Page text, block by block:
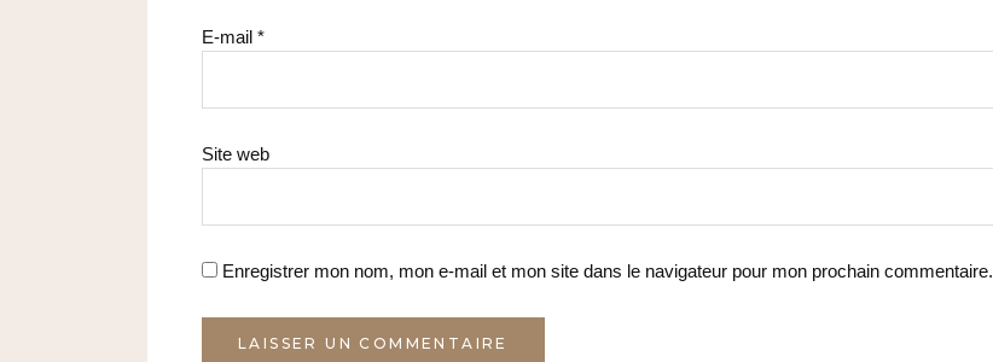
E-mail *
Site web
Enregistrer mon nom, mon e-mail et mon site dans le navigateur pour mon prochain commentaire.